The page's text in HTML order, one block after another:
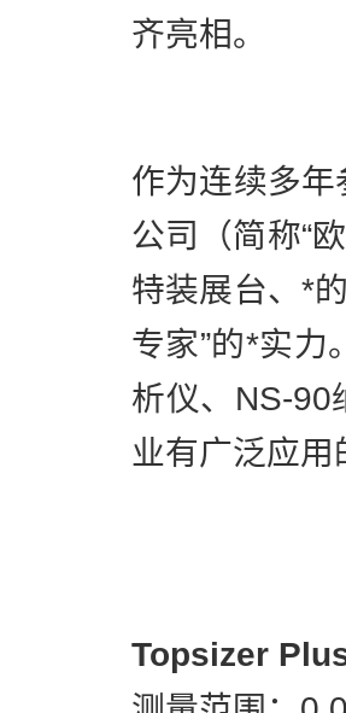
齐亮相。
作为连续多
公司（简称“
特装展台、*
专家”的*实力
析仪、NS-90
业有广泛应
Topsizer